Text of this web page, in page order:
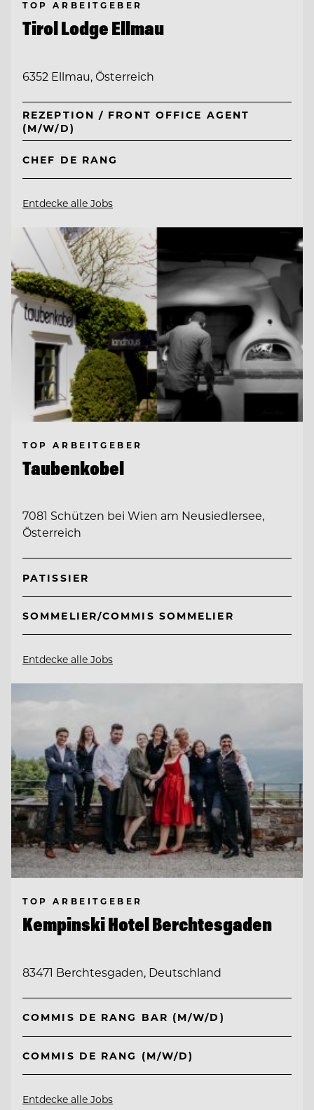
TOP ARBEITGEBER
Tirol Lodge Ellmau
6352 Ellmau, Österreich
REZEPTION / FRONT OFFICE AGENT
(M/W/D)
CHEF DE RANG
Entdecke alle Jobs
TOP ARBEITGEBER
Taubenkobel
7081 Schützen bei Wien am Neusiedlersee,
Österreich
PATISSIER
SOMMELIER/COMMIS SOMMELIER
Entdecke alle Jobs
TOP ARBEITGEBER
Kempinski Hotel Berchtesgaden
83471 Berchtesgaden, Deutschland
COMMIS DE RANG BAR (M/W/D)
COMMIS DE RANG (M/W/D)
Entdecke alle Jobs